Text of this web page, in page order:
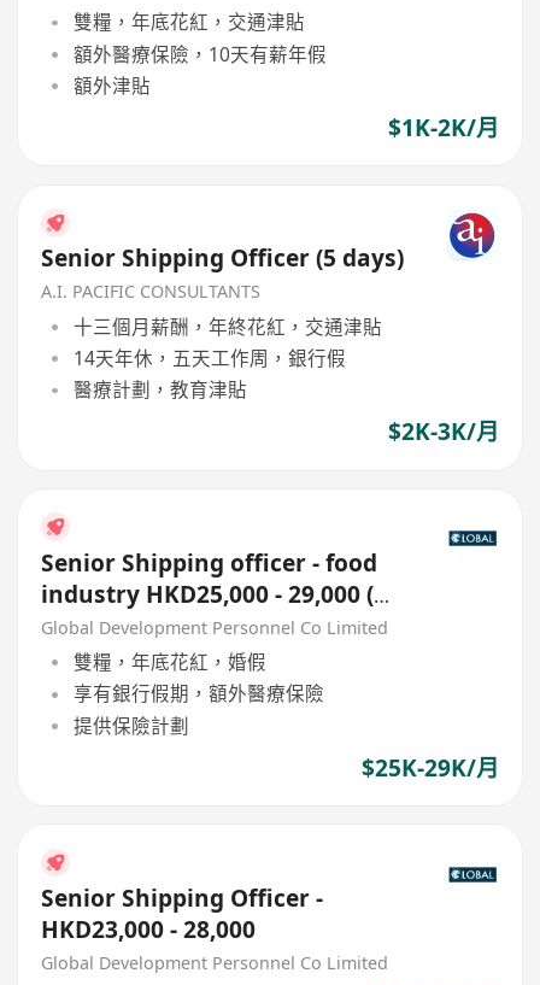
雙糧，年底花紅，交通津貼
額外醫療保險，10天有薪年假
額外津貼
$1K-2K/月
Senior Shipping Officer (5 days)
A.I. PACIFIC CONSULTANTS
十三個月薪酬，年終花紅，交通津貼
14天年休，五天工作周，銀行假
醫療計劃，教育津貼
$2K-3K/月
Senior Shipping officer - food
industry HKD25,000 - 29,000 (外
勞或無相關經驗勿擾~!)
Global Development Personnel Co Limited
雙糧，年底花紅，婚假
享有銀行假期，額外醫療保險
提供保險計劃
$25K-29K/月
Senior Shipping Officer -
HKD23,000 - 28,000
Global Development Personnel Co Limited